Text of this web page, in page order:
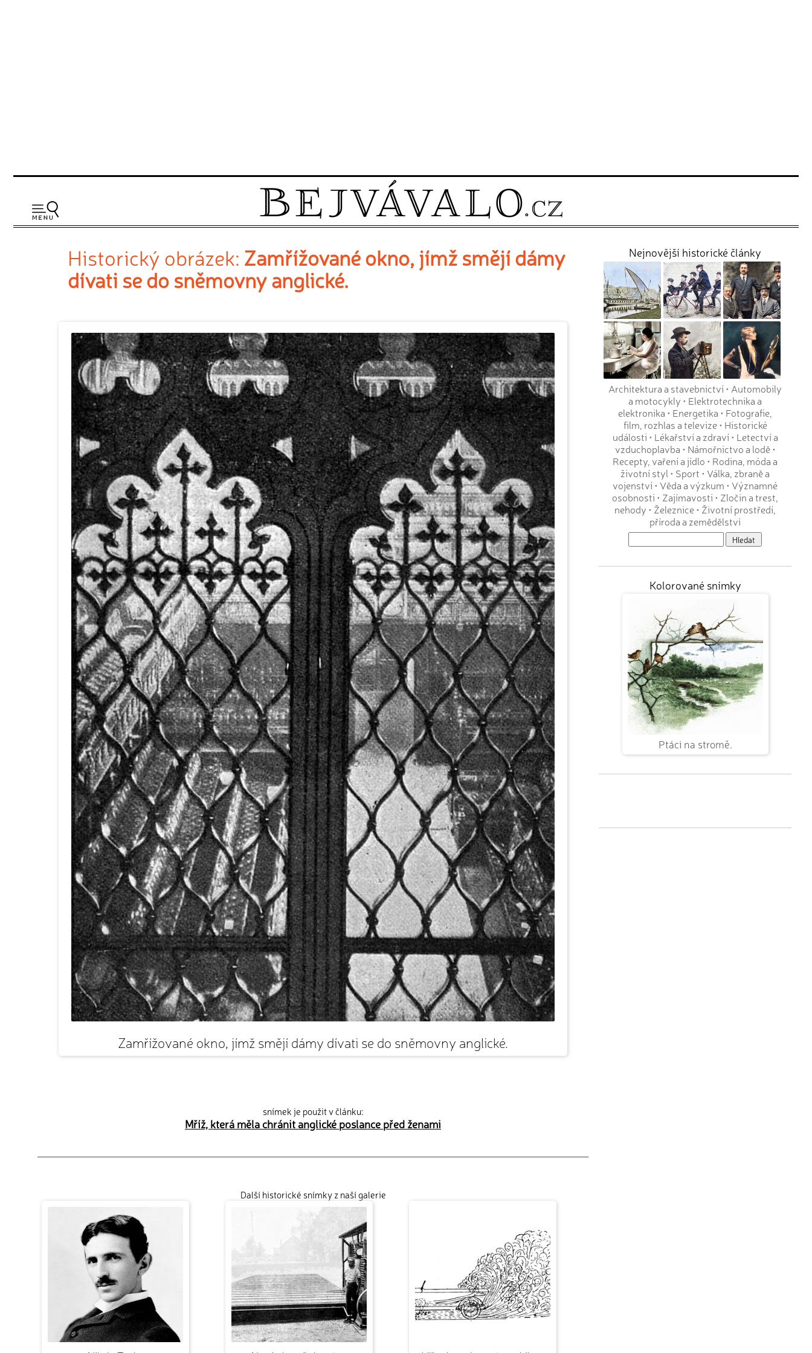
Historický obrázek: Zamřížované okno, jímž smějí dámy
dívati se do sněmovny anglické.
Zamřížované okno, jímž smějí dámy dívati se do sněmovny anglické.
snímek je použit v článku:
Mříž, která měla chránit anglické poslance před ženami
Další historické snímky z naší galerie
Nejnovější historické články
Architektura a stavebnictví• Automobily
a motocykly • Elektrotechnika a
elektronika • Energetika • Fotografie,
film, rozhlas a televize• Historické
události • Lékařství a zdraví• Letectví a
vzduchoplavba • Námořnictvo a lodě•
Recepty, vaření a jídlo • Rodina, móda a
životní styl • Sport • Válka, zbraně a
vojenství• Věda a výzkum • Významné
osobnosti • Zajímavosti • Zločin a trest,
nehody • Železnice• Životní prostředí,
příroda a zemědělství
Kolorované snímky
Ptáci na stromě.